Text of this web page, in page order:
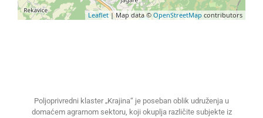
Leaflet| Map data © OpenStreetMap contributors
Poljoprivredni klaster „Krajina“ je poseban oblik udruženja u
domaćem agrarnom sektoru, koji okuplja različite subjekte iz